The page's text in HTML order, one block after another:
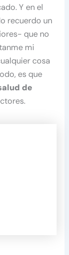
Y en el
recuerdo un
que no
mi
cosa
es que
de